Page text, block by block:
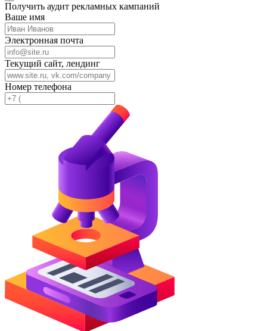
Получить аудит рекламных кампаний
Ваше имя
Электронная почта
Текущий сайт, лендинг
Номер телефона